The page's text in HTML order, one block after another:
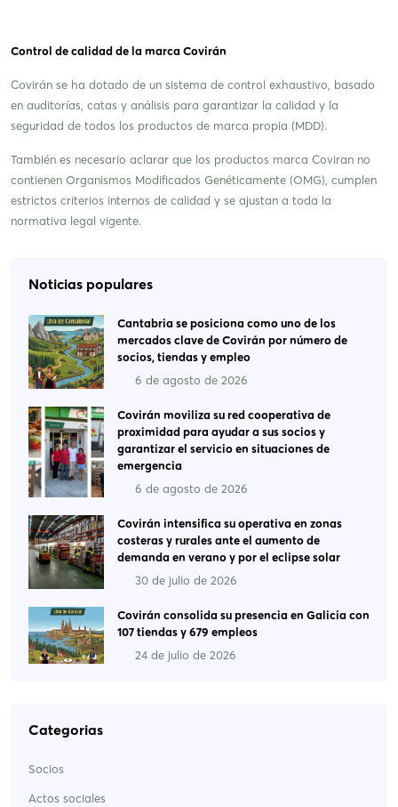
Control de calidad de la marca Covirán
Covirán se ha dotado de un sistema de control exhaustivo, basado
en auditorías, catas y análisis para garantizar la calidad y la
seguridad de todos los productos de marca propia (MDD).
También es necesario aclarar que los productos marca Coviran no
contienen Organismos Modificados Genéticamente (OMG), cumplen
estrictos criterios internos de calidad y se ajustan a toda la
normativa legal vigente.
Noticias populares
Cantabria se posiciona como uno de los
mercados clave de Covirán por número de
socios, tiendas y empleo
6 de agosto de 2026
Covirán moviliza su red cooperativa de
proximidad para ayudar a sus socios y
garantizar el servicio en situaciones de
emergencia
6 de agosto de 2026
Covirán intensifica su operativa en zonas
costeras y rurales ante el aumento de
demanda en verano y por el eclipse solar
30 de julio de 2026
Covirán consolida su presencia en Galicia con
107 tiendas y 679 empleos
24 de julio de 2026
Categorias
Socios
Actos sociales